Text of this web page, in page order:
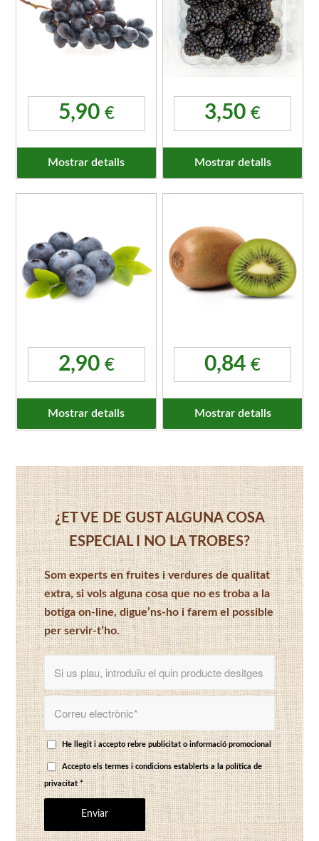
5,90 €
Mostrar detalls
3,50€
Mostrar detalls
2,90 €
Mostrar detalls
0,84€
Mostrar detalls
¿ET VE DE GUST ALGUNA COSA
ESPECIAL I NO LA TROBES?
Som experts en fruites i verdures de qualitat
extra, si vols alguna cosa que no es troba a la
botiga on-line, digue’ns-ho i farem el possible
per servir-t’ho.
He llegit i accepto rebre publicitat o informació promocional
Accepto els termes i condicions establerts ala política de
privacitat *